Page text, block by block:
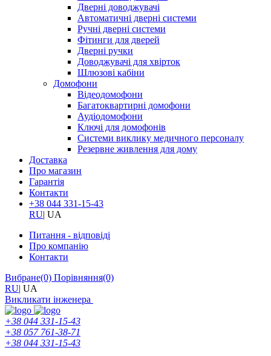
Дверні доводжувачі
Автоматичні дверні системи
Ручні дверні системи
Фітинги для дверей
Дверні ручки
Доводжувачі для хвірток
Шлюзові кабіни
Домофони
Відеодомофони
Багатоквартирні домофони
Аудіодомофони
Ключі для домофонів
Системи виклику медичного персоналу
Резервне живлення для дому
Доставка
Про магазин
Гарантія
Контакти
+38 044 331-15-43
RU| UA
Питання - відповіді
Про компанію
Контакти
Вибране(0) Порівняння(0)
RU| UA
Викликати інженера
+38 044 331-15-43
+38 057 761-38-71
+38 044 331-15-43